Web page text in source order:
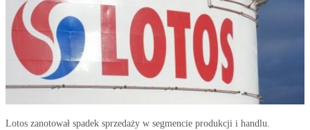
Lotos zanotował spadek sprzedaży w segmencie produkcji i handlu.